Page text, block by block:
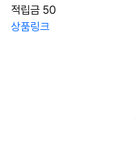
적립금 50
상품링크